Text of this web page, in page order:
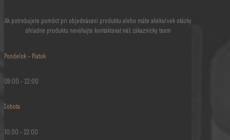
Ak potrebujete pomôcť pri objednávaní produktu alebo máte akékoľvek otázky
ohľadne produktu neváhajte kontaktovať náš zákaznícky team
Pondelok – Piatok
09:00 – 22:00
Sobota
10:00 – 22:00